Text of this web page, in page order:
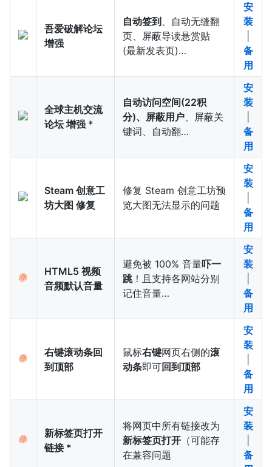
吾爱破解论坛
增强
自动签到 、自动无缝翻
页、屏蔽导读悬赏贴
(最新发表页)…
安
装
备
用
全球主机交流
论坛 增强 *
自动访问空间(22积
分)、屏蔽用户、屏蔽关
键词、自动翻…
安
装
备
用
Steam 创意工
坊大图 修复
修复 Steam 创意工坊预
览大图无法显示的问题
安
装
备
用
HTML5 视频
音频默认音量
避免被 100% 音量吓一
跳！且支持各网站分别
记住音量…
安
装
备
用
右键滚动条回
到顶部
鼠标右键网页右侧的滚
动条即可回到顶部
安
装
备
用
新标签页打开
链接 *
将网页中所有链接改为
新标签页打开 （可能存
在兼容问题
安
装
备